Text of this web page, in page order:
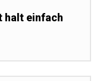
halt einfach